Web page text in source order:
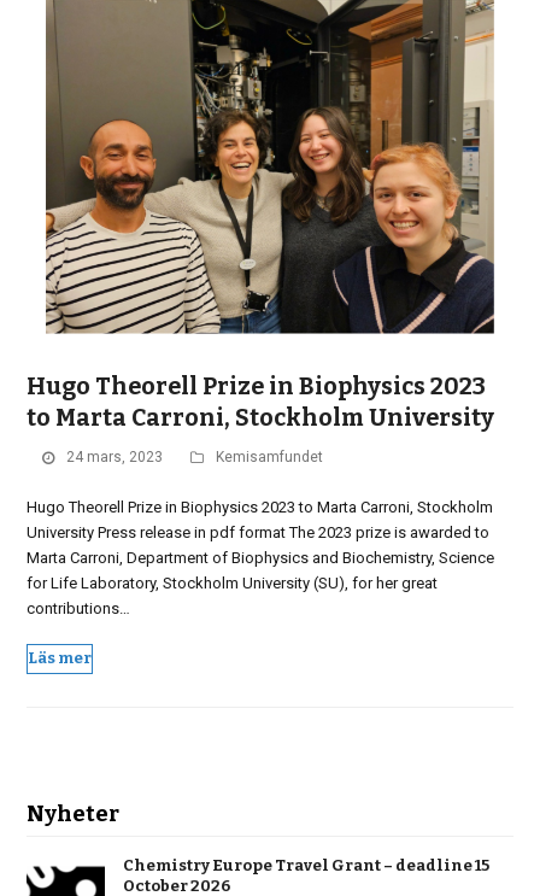
Hugo Theorell Prize in Biophysics 2023
to Marta Carroni, Stockholm University
24 mars, 2023 Kemisamfundet
Hugo Theorell Prize in Biophysics 2023 to Marta Carroni, Stockholm
University Press release in pdf format The 2023 prize is awarded to
Marta Carroni, Department of Biophysics and Biochemistry, Science
for Life Laboratory, Stockholm University (SU), for her great
contributions…
Läs mer
Nyheter
Chemistry Europe Travel Grant – deadline 15
October 2026